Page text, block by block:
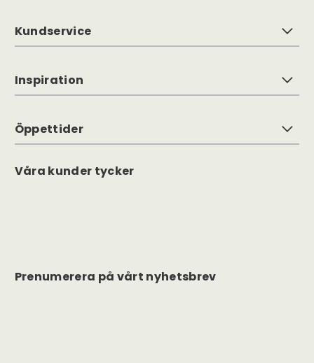
Kundservice
Inspiration
Öppettider
Våra kunder tycker
Prenumerera på vårt nyhetsbrev